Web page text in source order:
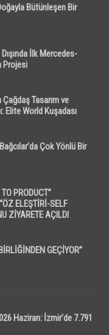
Bütünleşen Bir
İlk Mercedes-
Projesi
Tasarım ve
Elite World Kuşadası
Çok Yönlü Bir
PRODUCT”
ELEŞTİRİ-SELF
ZİYARETE AÇILDI
GEÇİYOR”
Haziran: İzmir’de 7.791